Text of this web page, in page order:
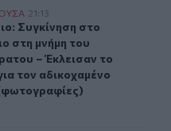
στη μνήμη του
21:13
Συγκίνηση στο
Συγκίνηση στο
στη μνήμη του
– Έκλεισαν το
τον αδικοχαμένο